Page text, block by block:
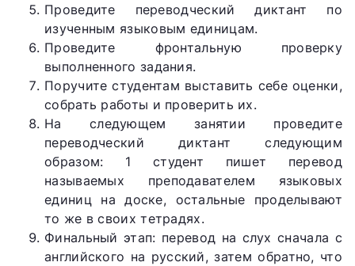
Проведите переводческий диктант по
изученным языковым единицам.
Проведите фронтальную проверку
выполненного задания.
Поручите студентам выставить себе оценки,
собрать работы и проверить их.
На следующем занятии проведите
переводческий диктант следующим
образом: 1 студент пишет перевод
называемых преподавателем языковых
единиц на доске, остальные проделывают
то же в своих тетрадях.
Финальный этап: перевод на слух сначала с
английского на русский, затем обратно, что